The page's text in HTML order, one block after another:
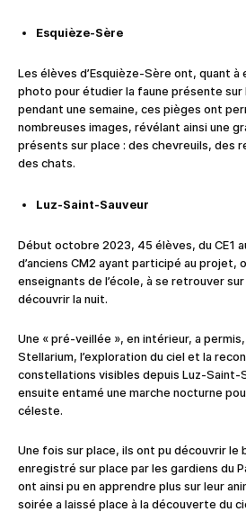
Esquièze-Sère
Les élèves d’Esquièze-Sère ont, quant à
photo pour étudier la faune présente sur
pendant une semaine, ces pièges ont
nombreuses images, révélant ainsi une
présents sur place : des chevreuils, des
des chats.
Luz-Saint-Sauveur
Début octobre 2023, 45 élèves, du CE1
d’anciens CM2 ayant participé au projet,
enseignants de l’école, à se retrouver
découvrir la nuit.
Une « pré-veillée », en intérieur, a
Stellarium, l’exploration du ciel et la
constellations visibles depuis Luz-Saint-
ensuite entamé une marche nocturne
céleste.
Une fois sur place, ils ont pu découvrir le
enregistré sur place par les gardiens du
ont ainsi pu en apprendre plus sur leur
soirée a laissé place à la découverte du